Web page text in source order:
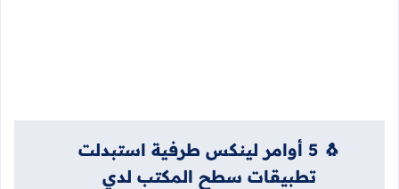
🐧 5 أوامر لينكس طرفية استبدلت
تطبيقات سطح المكتب لدي